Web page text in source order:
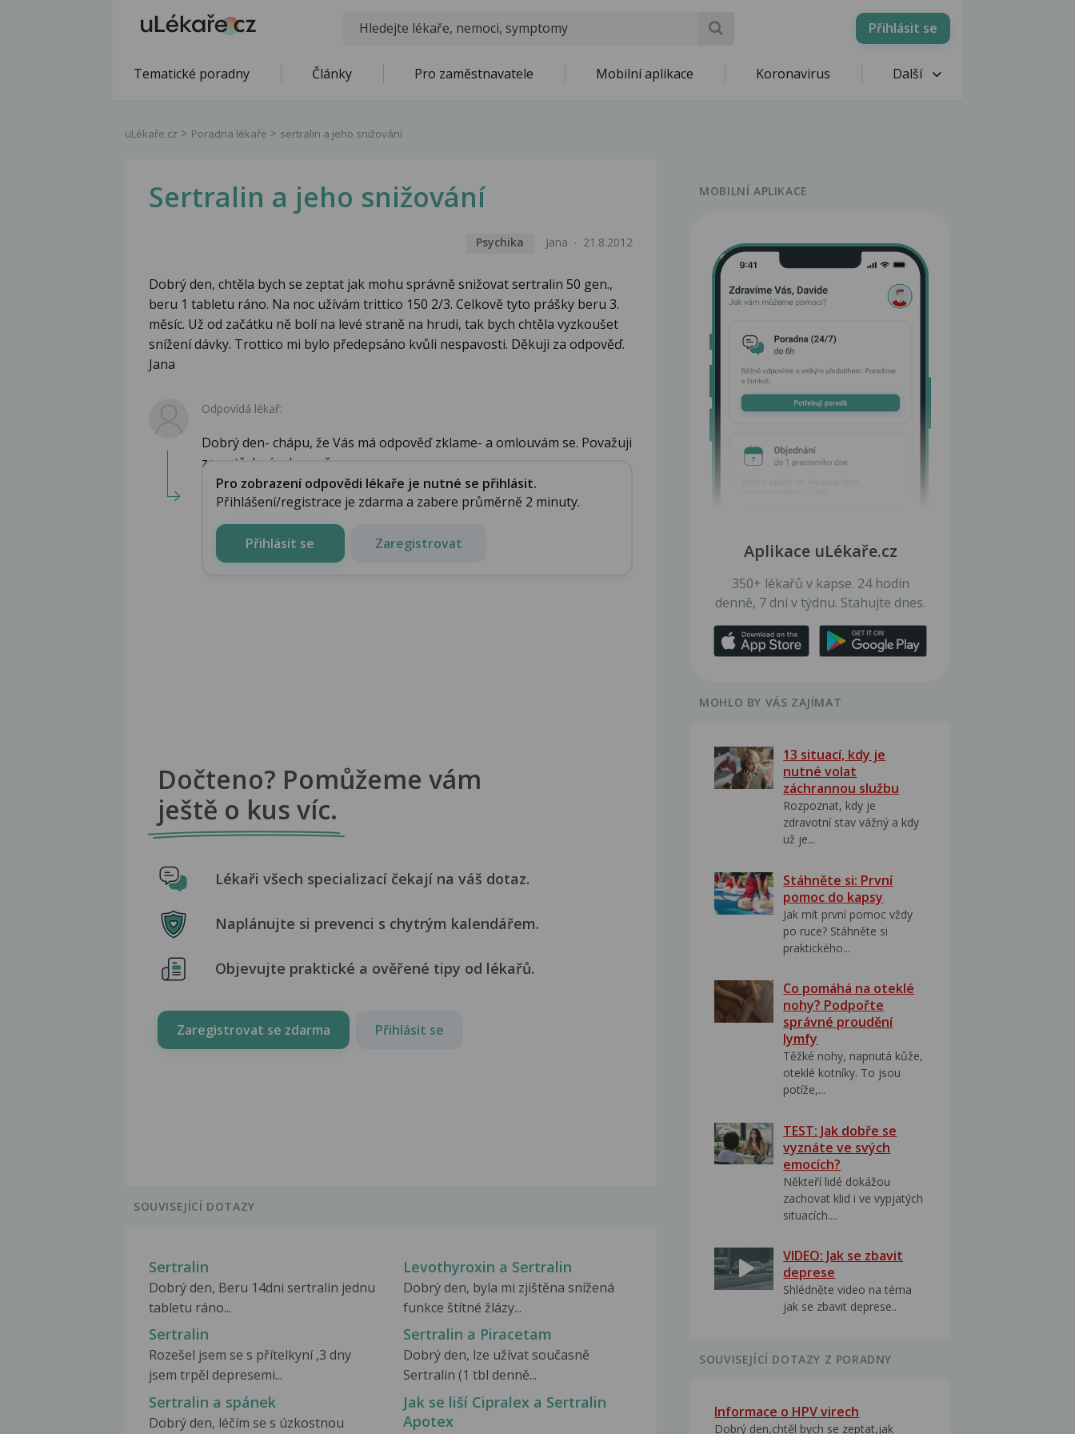
Přihlásit se
Tematické poradny Články Pro zaměstnavatele Mobilní aplikace Koronavirus Další
uLékaře.cz Poradna lékaře sertralin a jeho snižování
Sertralin a jeho snižování
Psychika Jana 21.8.2012
Dobrý den, chtěla bych se zeptat jak mohu správně snižovat sertralin 50 gen.,
beru 1 tabletu ráno. Na noc užívám trittico 150 2/3. Celkově tyto prášky beru 3.
měsíc. Už od začátku ně bolí na levé straně na hrudi, tak bych chtěla vyzkoušet
snížení dávky. Trottico mi bylo předepsáno kvůli nespavosti. Děkuji za odpověď.
Jana
Odpovídá lékař:
Dobrý den- chápu, že Vás má odpověď zklame- a omlouvám se. Považuji
za potřebné, aby změ...
Pro zobrazení odpovědi lékaře je nutné se přihlásit.
Přihlášení/registrace je zdarma a zabere průměrně 2 minuty.
Přihlásit se Zaregistrovat
Dočteno? Pomůžeme vám
ještě o kus víc.
Lékaři všech specializací čekají na váš dotaz.
Naplánujte si prevenci s chytrým kalendářem.
Objevujte praktické a ověřené tipy od lékařů.
Zaregistrovat se zdarma Přihlásit se
SOUVISEJÍCÍ DOTAZY
Sertralin
Dobrý den, Beru 14dni sertralin jednu
tabletu ráno...
Levothyroxin a Sertralin
Dobrý den, byla mi zjištěna snížená
funkce štítné žlázy...
Sertralin
Rozešel jsem se s přítelkyní ,3 dny
jsem trpěl depresemi...
Sertralin a Piracetam
Dobrý den, lze užívat současně
Sertralin (1 tbl denně...
Sertralin a spánek
Dobrý den, léčím se s úzkostnou
Jak se liší Cipralex a Sertralin
Apotex
MOBILNÍ APLIKACE
Aplikace uLékaře.cz
350+ lékařů v kapse. 24 hodin
denně, 7 dní v týdnu. Stahujte dnes.
MOHLO BY VÁS ZAJÍMAT
13 situací, kdy je
nutné volat
záchrannou službu
Rozpoznat, kdy je
zdravotní stav vážný a kdy
už je...
Stáhněte si: První
pomoc do kapsy
Jak mít první pomoc vždy
po ruce? Stáhněte si
praktického...
Co pomáhá na oteklé
nohy? Podpořte
správné proudění
lymfy
Těžké nohy, napnutá kůže,
oteklé kotníky. To jsou
potíže,...
TEST: Jak dobře se
vyznáte ve svých
emocích?
Někteří lidé dokážou
zachovat klid i ve vypjatých
situacích....
VIDEO: Jak se zbavit
deprese
Shlédněte video na téma
jak se zbavit deprese..
SOUVISEJÍCÍ DOTAZY Z PORADNY
Informace o HPV virech
Dobrý den,chtěl bych se zeptat,jak